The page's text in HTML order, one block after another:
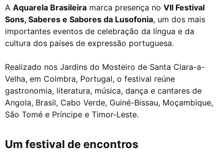
A Aquarela Brasileira marca presença no VII Festival
Sons, Saberes e Sabores da Lusofonia, um dos mais
importantes eventos de celebração da língua e da
cultura dos países de expressão portuguesa.
Realizado nos Jardins do Mosteiro de Santa Clara-a-
Velha, em Coimbra, Portugal, o festival reúne
gastronomia, literatura, música, dança e cantares de
Angola, Brasil, Cabo Verde, Guiné-Bissau, Moçambique,
São Tomé e Príncipe e Timor-Leste.
Um festival de encontros